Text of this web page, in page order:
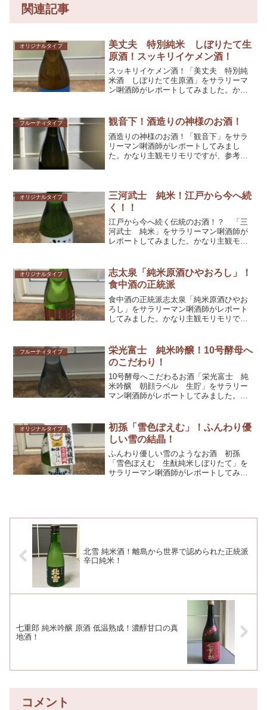
関連記事
オリジナルタイプ
美丈夫 特別純米 しぼりたて生
原酒！スッキリイケメン酒！
スッキリイケメン酒！「美丈夫 特別純
米酒 しぼりたて生原酒」をサラリーマ
ン唎酒師がレポートしてみました。かな
フルーティタイプ 観音下！酒造りの神様のお酒！
酒造りの神様のお酒！「観音下」をサラ
リーマン唎酒師がレポートしてみまし
た。かなり主観モリモリですが、参考と
オリジナルタイプ
三河武士 純米！江戸から今へ続
く！！
江戸から今へ続く伝統のお酒！？ 「三
河武士 純米」をサラリーマン唎酒師が
レポートしてみました。かなり主観モリ
オリジナルタイプ
志太泉「純米原酒ひやおろし」！
食中酒の正統派
食中酒の正統派志太泉「純米原酒ひやお
ろし」をサラリーマン唎酒師がレポート
してみました。かなり主観モリモリです
フルーティタイプ
栄光富士 純米吟醸！10号酵母へ
のこだわり！
10号酵母へこだわるお酒「栄光富士 純
米吟醸 朝顔ラベル 生貯」をサラリー
マン唎酒師がレポートしてみました。か
オリジナルタイプ
初孫「雪色ぽえむ」！ふんわり優
しい雪の結晶！
ふんわり優しい雪のようなお酒 初孫
「雪色ぽえむ 生酛純米しぼりたて」を
サラリーマン唎酒師がレポートしてみま
北雪 純米酒！離島から世界で認められた正統派
辛口純米！
七重郎 純米吟醸 原酒 低温熟成！濃醇甘口の真
地酒！
コメント